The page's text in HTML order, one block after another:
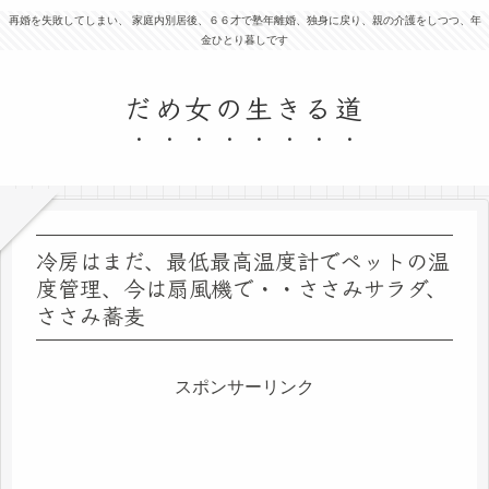
再婚を失敗してしまい、 家庭内別居後、６６才で塾年離婚、独身に戻り、親の介護をしつつ、年
金ひとり暮しです
だめ女の生きる道
冷房はまだ、最低最高温度計でペットの温
度管理、今は扇風機で・・ささみサラダ、
ささみ蕎麦
スポンサーリンク